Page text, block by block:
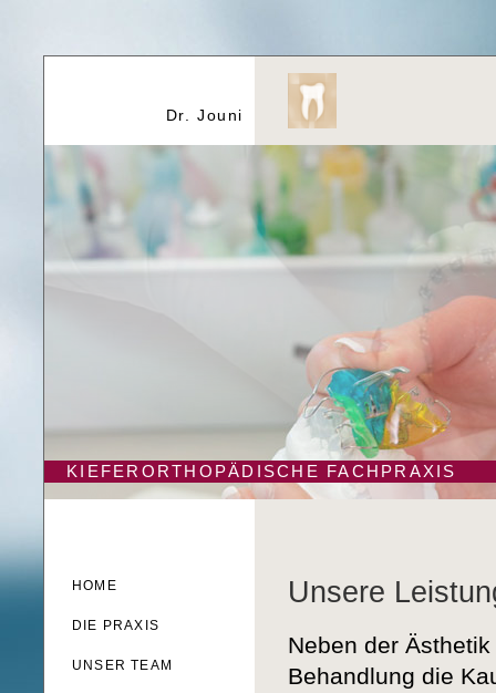
Dr. Jouni
HOME
DIE PRAXIS
UNSER TEAM
Unsere
Neben der
Behandlung die
KIEFERORTHOPÄDISCHE FACHPRAXIS